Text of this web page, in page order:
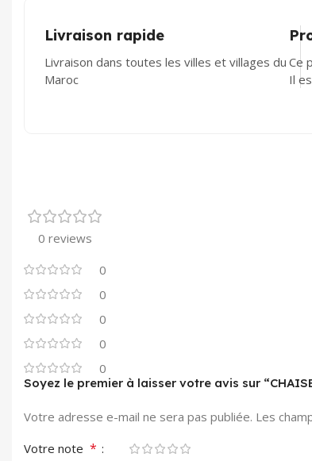
Livraison rapide
Livraison dans toutes les villes et villages du
Maroc
Ce
Il
0 reviews
0
0
0
0
0
Soyez le premier à laisser votre avis sur
Votre adresse e-mail ne sera pas publiée. Les
Votre note *